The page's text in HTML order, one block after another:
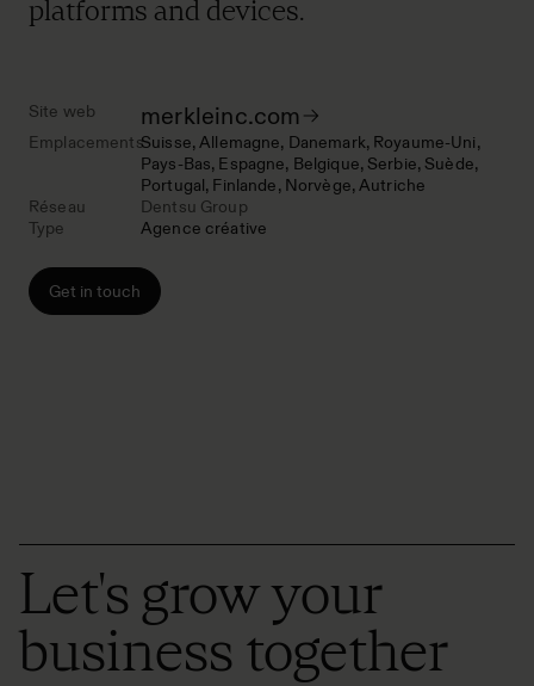
Site web merkleinc.com
EmplacementsSuisse Allemagne Danemark Royaume-Uni
Pays-Bas Espagne Belgique Serbie Suède
Portugal Finlande Norvège Autriche
Réseau
Dentsu Group
Type
Agence créative
Get in touch
platforms and devices.
Let's grow your
business together